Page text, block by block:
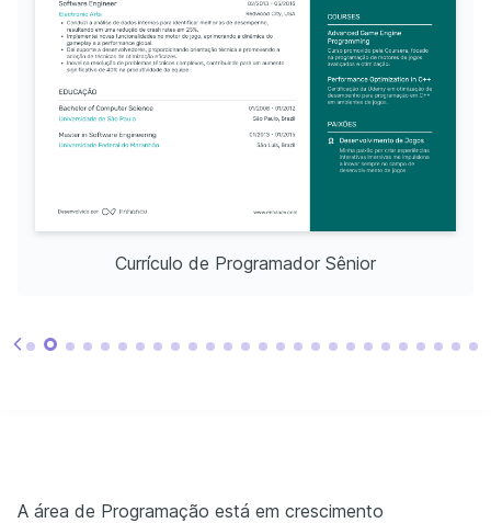
Currículo de Programador Sênior
A área de Programação está em crescimento